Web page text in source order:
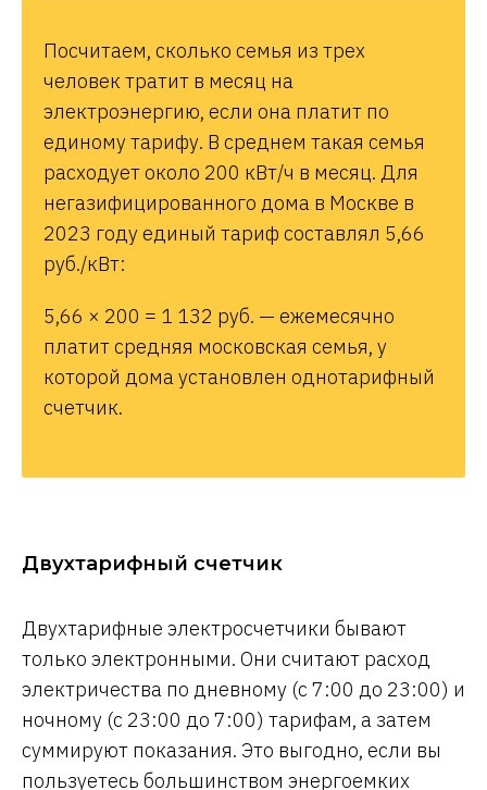
Посчитаем, сколько семья из трех
человек тратит в месяц на
электроэнергию, если она платит по
единому тарифу. В среднем такая семья
расходует около 200 кВт/ч в месяц. Для
негазифицированного дома в Москве в
2023 году единый тариф составлял 5,66
руб./кВт:
5,66 × 200 = 1 132 руб. — ежемесячно
платит средняя московская семья, у
которой дома установлен однотарифный
счетчик.
Двухтарифный счетчик
Двухтарифные электросчетчики бывают
только электронными. Они считают расход
электричества по дневному (с 7:00 до 23:00) и
ночному (с 23:00 до 7:00) тарифам, а затем
суммируют показания. Это выгодно, если вы
пользуетесь большинством энергоемких